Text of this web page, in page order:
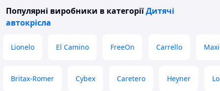
Популярні виробники в категоріїДитячі
автокрісла
Lionelo El Camino FreeOn Carrello
Britax-Romer Cybex Caretero Heyner